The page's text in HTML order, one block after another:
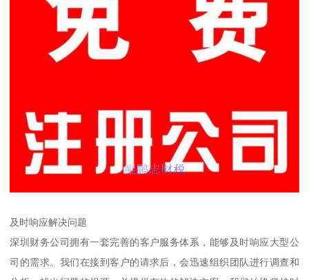
及时响应解决问题
深圳财务公司拥有一套完善的客户服务体系，能够及时响应大型公
司的需求。我们在接到客户的请求后，会迅速组织团队进行调查和